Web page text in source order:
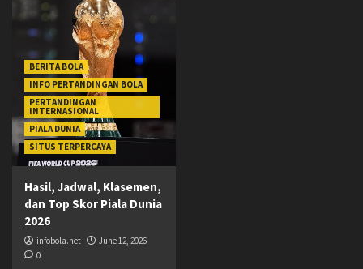
BERITA BOLA
INFO PERTANDINGAN BOLA
PERTANDINGAN
INTERNASIONAL
PIALA DUNIA
SITUS TERPERCAYA
Hasil, Jadwal, Klasemen,
dan Top Skor Piala Dunia
2026
infobola.net
June 12, 2026
0